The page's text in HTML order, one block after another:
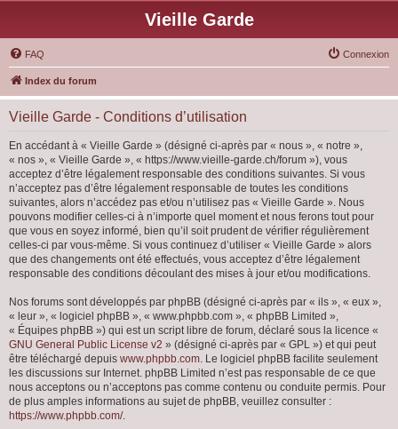
Vieille Garde
FAQ Connexion
Index du forum
Vieille Garde - Conditions d’utilisation
En accédant à « Vieille Garde » (désigné ci-après par « nous », « notre »,
« nos », « Vieille Garde », « https://www.vieille-garde.ch/forum »), vous
acceptez d’être légalement responsable des conditions suivantes. Si vous
n’acceptez pas d’être légalement responsable de toutes les conditions
suivantes, alors n’accédez pas et/ou n’utilisez pas « Vieille Garde ». Nous
pouvons modifier celles-ci à n’importe quel moment et nous ferons tout pour
que vous en soyez informé, bien qu’il soit prudent de vérifier régulièrement
celles-ci par vous-même. Si vous continuez d’utiliser « Vieille Garde » alors
que des changements ont été effectués, vous acceptez d’être légalement
responsable des conditions découlant des mises à jour et/ou modifications.
Nos forums sont développés par phpBB (désigné ci-après par « ils », « eux »,
« leur », « logiciel phpBB », « www.phpbb.com », « phpBB Limited »,
« Équipes phpBB ») qui est un script libre de forum, déclaré sous la licence «
GNU General Public License v2 » (désigné ci-après par « GPL ») et qui peut
être téléchargé depuis www.phpbb.com. Le logiciel phpBB facilite seulement
les discussions sur Internet. phpBB Limited n’est pas responsable de ce que
nous acceptons ou n’acceptons pas comme contenu ou conduite permis. Pour
de plus amples informations au sujet de phpBB, veuillez consulter :
https://www.phpbb.com/.